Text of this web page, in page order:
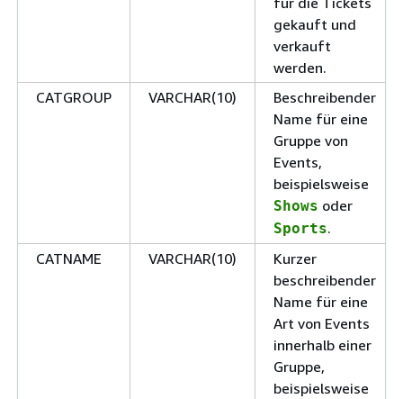
gekauft und
verkauft
werden.
CATGROUP
VARCHAR(10)
Beschreibender
Name für eine
Gruppe von
Events,
beispielsweise
Shows oder
Sports.
CATNAME
VARCHAR(10)
Kurzer
beschreibender
Name für eine
Art von Events
innerhalb einer
Gruppe,
beispielsweise